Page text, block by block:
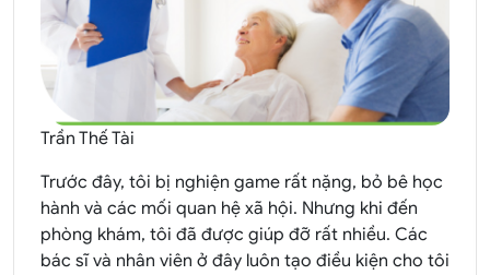
Trần Thế Tài
Trước đây, tôi bị nghiện game rất nặng, bỏ bê học
hành và các mối quan hệ xã hội. Nhưng khi đến
phòng khám, tôi đã được giúp đỡ rất nhiều. Các
bác sĩ và nhân viên ở đây luôn tạo điều kiện cho tôi